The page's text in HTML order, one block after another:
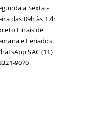
a Sexta -
das 09h às 17h |
Finais de
e Feriados.
SAC (11)
9070